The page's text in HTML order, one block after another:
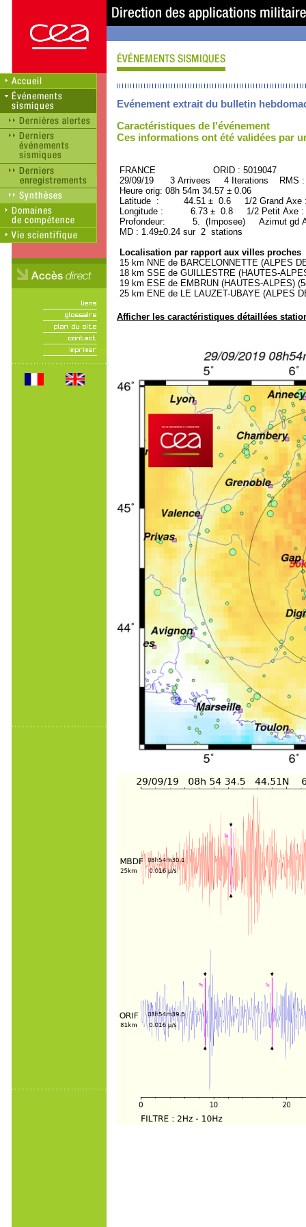
Evénement extrait du bulletin
Caractéristiques de l'événement
Ces informations ont été validées par
FRANCE ORID : 5019047
29/09/19 3 Arrivees 4 Iterations RMS
Heure orig: 08h 54m 34.57 ± 0.06
Latitude : 44.51 ± 0.6 1/2 Grand
Longitude : 6.73 ± 0.8 1/2 Petit Axe
Profondeur: 5. (Imposee) Azimut gd
MD : 1.49±0.24 sur 2 stations
Localisation par rapport aux villes proches
15 km NNE de BARCELONNETTE (ALPES
18 km SSE de GUILLESTRE (HAUTES-
19 km ESE de EMBRUN (HAUTES-ALPES)
25 km ENE de LE LAUZET-UBAYE (ALPES
Afficher les caractéristiques détaillées